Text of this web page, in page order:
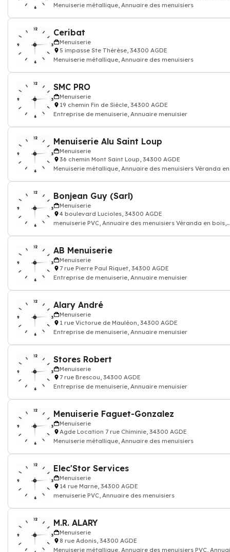
Menuiserie métallique, Annuaire des menuisiers
Ceribat
Menuiserie
5 impasse Ste Thérèse, 34300 AGDE
Menuiserie métallique, Annuaire des menuisiers
SMC PRO
Menuiserie
19 chemin Fin de Siècle, 34300 AGDE
Entreprise de menuiserie, Annuaire menuisier
Menuiserie Alu Saint Loup
Menuiserie
36 chemin Mont Saint Loup, 34300 AGDE
Menuiserie métallique, Annuaire des menuisiers Véranda en
Bonjean Guy (Sarl)
Menuiserie
4 boulevard Lucioles, 34300 AGDE
menuiserie PVC, Annuaire des menuisiers Véranda en bois,
AB Menuiserie
Menuiserie
7 rue Pierre Paul Riquet, 34300 AGDE
Entreprise de menuiserie, Annuaire menuisier
Alary André
Menuiserie
1 rue Victorue de Mauléon, 34300 AGDE
Entreprise de menuiserie, Annuaire menuisier
Stores Robert
Menuiserie
7 rue Brescou, 34300 AGDE
Entreprise de menuiserie, Annuaire menuisier
Menuiserie Faguet-Gonzalez
Menuiserie
Agde Location 7 rue Chiminie, 34300 AGDE
Menuiserie métallique, Annuaire des menuisiers
Elec'Stor Services
Menuiserie
14 rue Marne, 34300 AGDE
menuiserie PVC, Annuaire des menuisiers
M.R. ALARY
Menuiserie
8 rue Adonis, 34300 AGDE
Menuiserie métallique, Annuaire des menuisiers PVC,